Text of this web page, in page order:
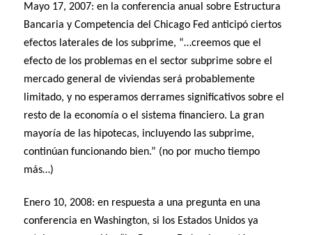
Mayo 17, 2007: en la conferencia anual sobre Estructura
Bancaria y Competencia del Chicago Fed anticipó ciertos
efectos laterales de los subprime, “…creemos que el
efecto de los problemas en el sector subprime sobre el
mercado general de viviendas será probablemente
limitado, y no esperamos derrames significativos sobre el
resto de la economía o el sistema financiero. La gran
mayoría de las hipotecas, incluyendo las subprime,
continúan funcionando bien.” (no por mucho tiempo
más…)
Enero 10, 2008: en respuesta a una pregunta en una
conferencia en Washington, si los Estados Unidos ya